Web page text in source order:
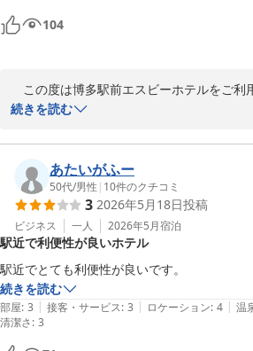
次回お客様のお越しを心よりお待ち申し上
博多駅前エスビーホテル
104
この度は博多駅前エスビーホテルをご利
います。
大変有難いお言葉を賜り、嬉しく光栄に存
これからもお客様に、お喜びいただけます
します。
福岡へお越しの際は、博多駅前エスビーホ
ます。
次回お客様のお越しを心よりお待ち申し上
博多駅前エスビーホテル
続きを読む
あたいがふー
50代/男性 | 10件のクチコミ
3 2026年5月18日投稿
ビジネス 一人 2026年5月宿泊
駅近で利便性が良いホテル
駅近でとても利便性が良いです。
続きを読む
部屋: 3 | 接客・サービス: 3 | ロケーション: 4 | 温
清潔さ: 3